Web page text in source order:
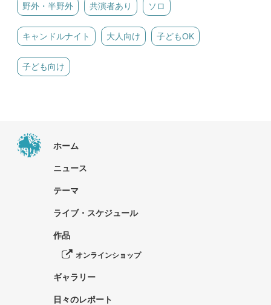
野外・半野外 共演者あり ソロ
キャンドルナイト 大人向け 子どもOK
子ども向け
ホーム
ニュース
テーマ
ライブ・スケジュール
作品
オンラインショップ
ギャラリー
日々のレポート